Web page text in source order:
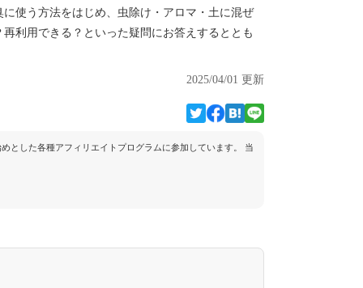
使う方法をはじめ、虫除け・アロマ・土に混ぜ
利用できる？といった疑問にお答えするととも
2025/04/01 更新
とした各種アフィリエイトプログラムに参加しています。 当